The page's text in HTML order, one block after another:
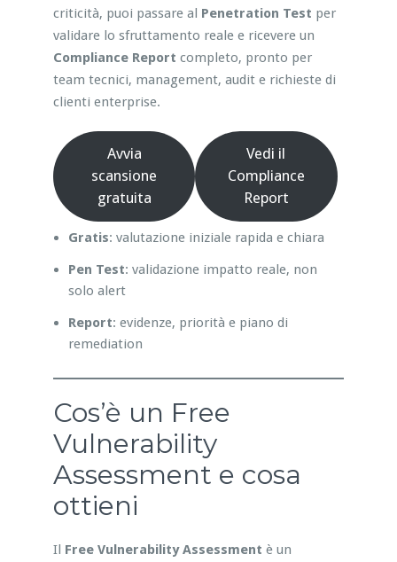
criticità, puoi passare al Penetration Test per
validare lo sfruttamento reale e ricevere un
Compliance Report completo, pronto per
team tecnici, management, audit e richieste di
clienti enterprise.
Avvia
scansione
gratuita
Vedi il
Compliance
Report
Gratis: valutazione iniziale rapida e chiara
Pen Test: validazione impatto reale, non
solo alert
Report: evidenze, priorità e piano di
remediation
Cos’è un Free
Vulnerability
Assessment e cosa
ottieni
Il Free Vulnerability Assessment è un